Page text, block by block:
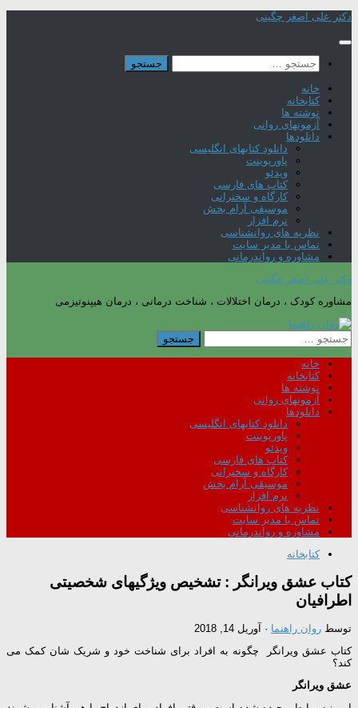
Skip
content
دکتر علی اصغر چگینی
جستجو
برای:
خانه
کتابخانه
نوشته ها
آزمونهای روانی
دانلودها
دانلود کتابهای انگلیسی
پاورپوینت
ویدئو
کتاب های فارسی
کارگاه و سخنرانی
موسیقی آرام بخش
نرم افزار
نظریه های روانشناسی
تماس با مدیر سایت
مشاوره و رواندرمانی
دکتر علی اصغر چگینی
مشاوره کودک ، درمان اختلالات ، شناخت درمانی ، درمان هیپنوتیزمی
جستجو
برای:
خانه
کتابخانه
نوشته ها
آزمونهای روانی
دانلودها
دانلود کتابهای انگلیسی
پاورپوینت
ویدئو
کتاب های فارسی
کارگاه و سخنرانی
موسیقی آرام بخش
نرم افزار
نظریه های روانشناسی
تماس با مدیر سایت
مشاوره و رواندرمانی
کتابخانه
کتاب عشق ویرانگر : تشخیص ویژگیهای شخصیتی
اطرافیان
توسط روان راهنما · آوریل 14, 2018
کتاب عشق ویرانگر چگونه به افراد برای شناخت خود و شریک شان کمک می
کند؟
عشق ویرانگر